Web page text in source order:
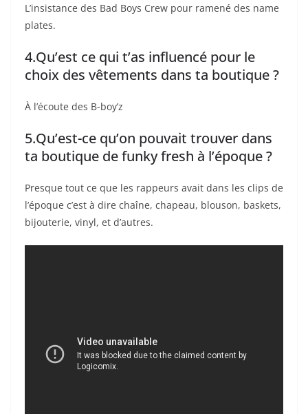
L’insistance des Bad Boys Crew pour ramené des name
plates.
4.Qu’est ce qui t’as influencé pour le
choix des vêtements dans ta boutique ?
À l’écoute des B-boy’z
5.Qu’est-ce qu’on pouvait trouver dans
ta boutique de funky fresh à l’époque ?
Presque tout ce que les rappeurs avait dans les clips de
l’époque c’est à dire chaîne, chapeau, blouson, baskets,
bijouterie, vinyl, et d’autres.